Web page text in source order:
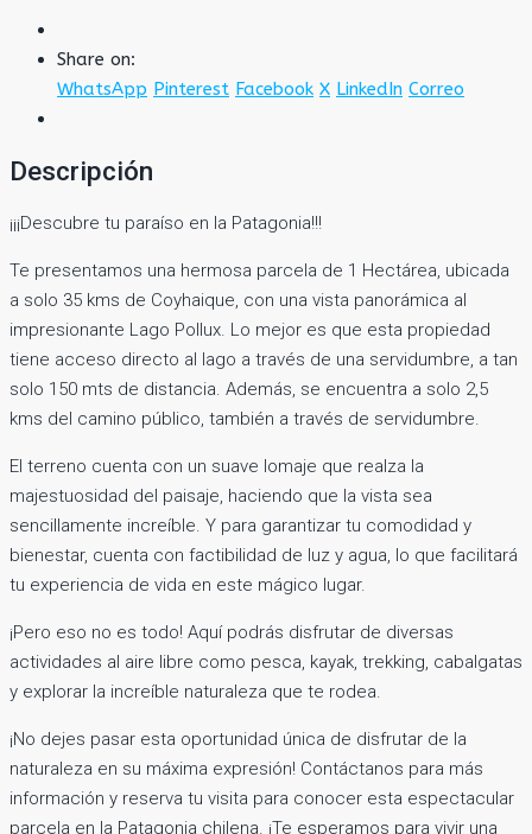
Share on:
WhatsApp Pinterest Facebook X LinkedIn Correo
Descripción
¡¡¡Descubre tu paraíso en la Patagonia!!!
Te presentamos una hermosa parcela de 1 Hectárea, ubicada
a solo 35 kms de Coyhaique, con una vista panorámica al
impresionante Lago Pollux. Lo mejor es que esta propiedad
tiene acceso directo al lago a través de una servidumbre, a tan
solo 150 mts de distancia. Además, se encuentra a solo 2,5
kms del camino público, también a través de servidumbre.
El terreno cuenta con un suave lomaje que realza la
majestuosidad del paisaje, haciendo que la vista sea
sencillamente increíble. Y para garantizar tu comodidad y
bienestar, cuenta con factibilidad de luz y agua, lo que facilitará
tu experiencia de vida en este mágico lugar.
¡Pero eso no es todo! Aquí podrás disfrutar de diversas
actividades al aire libre como pesca, kayak, trekking, cabalgatas
y explorar la increíble naturaleza que te rodea.
¡No dejes pasar esta oportunidad única de disfrutar de la
naturaleza en su máxima expresión! Contáctanos para más
información y reserva tu visita para conocer esta espectacular
parcela en la Patagonia chilena. ¡Te esperamos para vivir una